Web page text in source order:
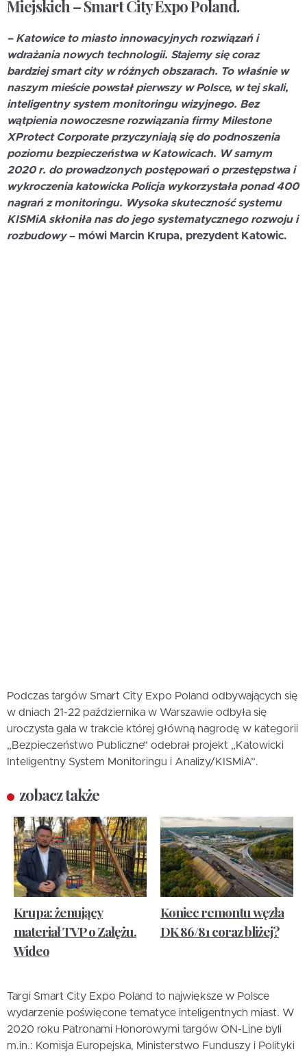
Miejskich – Smart City Expo Poland.
– Katowice to miasto innowacyjnych rozwiązań i
wdrażania nowych technologii. Stajemy się coraz
bardziej smart city w różnych obszarach. To właśnie w
naszym mieście powstał pierwszy w Polsce, w tej skali,
inteligentny system monitoringu wizyjnego. Bez
wątpienia nowoczesne rozwiązania firmy Milestone
XProtect Corporate przyczyniają się do podnoszenia
poziomu bezpieczeństwa w Katowicach. W samym
2020 r. do prowadzonych postępowań o przestępstwa i
wykroczenia katowicka Policja wykorzystała ponad 400
nagrań z monitoringu. Wysoka skuteczność systemu
KISMiA skłoniła nas do jego systematycznego rozwoju i
rozbudowy– mówi Marcin Krupa, prezydent Katowic.
Podczas targów Smart City Expo Poland odbywających się
w dniach 21-22 października w Warszawie odbyła się
uroczysta gala w trakcie której główną nagrodę w kategorii
„Bezpieczeństwo Publiczne” odebrał projekt „Katowicki
Inteligentny System Monitoringu i Analizy/KISMiA”.
zobacz także
Krupa: żenujący
materiał TVP o Załężu.
Wideo
Koniec remontu węzła
DK 86/81 coraz bliżej?
Targi Smart City Expo Poland to największe w Polsce
wydarzenie poświęcone tematyce inteligentnych miast. W
2020 roku Patronami Honorowymi targów ON-Line byli
m.in.: Komisja Europejska, Ministerstwo Funduszy i Polityki